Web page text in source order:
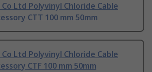
Ltd Polyvinyl Chloride Cable
CTT 100 mm 50mm
Ltd Polyvinyl Chloride Cable
CTF 100 mm 50mm